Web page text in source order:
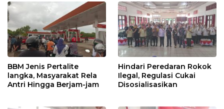
BBM Jenis Pertalite
langka, Masyarakat Rela
Antri Hingga Berjam-jam
Hindari Peredaran Rokok
Ilegal, Regulasi Cukai
Disosialisasikan